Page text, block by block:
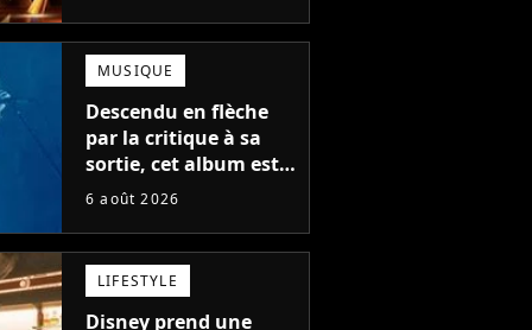
MUSIQUE
Descendu en flèche
par la critique à sa
sortie, cet album est
en train de devenir le
auteur
6 août 2026
LIFESTYLE
Disney prend une